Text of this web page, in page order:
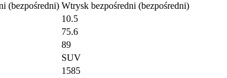
(bezpośredni) Wtrysk bezpośredni (bezpośredni)
10.5
75.6
89
SUV
1585